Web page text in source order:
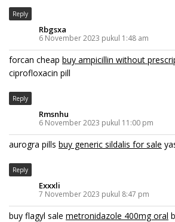
Reply
Rbgsxa
6 November 2023 pukul 1:48 am
forcan cheap buy ampicillin without
ciprofloxacin pill
Reply
Rmsnhu
6 November 2023 pukul 11:00 pm
aurogra pills buy generic sildalis for sale
Reply
Exxxli
7 November 2023 pukul 8:47 pm
buy flagyl sale metronidazole 400mg oral